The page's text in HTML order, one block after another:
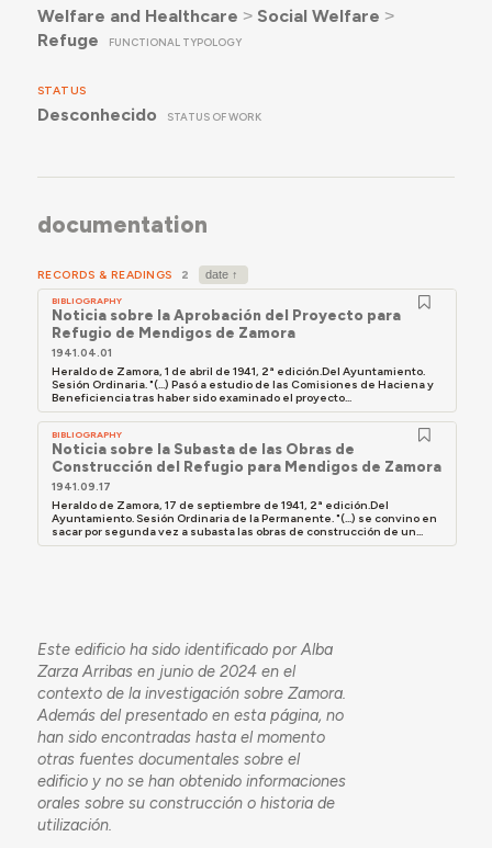
Welfare and Healthcare ˃ Social Welfare ˃
Refuge
FUNCTIONAL TYPOLOGY
STATUS
Desconhecido STATUS OF WORK
documentation
RECORDS & READINGS 2
BIBLIOGRAPHY
Noticia sobre la Aprobación del Proyecto para
Refugio de Mendigos de Zamora
1941.04.01
Heraldo de Zamora, 1 de abril de 1941, 2ª edición.Del Ayuntamiento.
Sesión Ordinaria. "(...) Pasó a estudio de las Comisiones de Haciena y
Beneficiencia tras haber sido examinado el proyecto...
BIBLIOGRAPHY
Noticia sobre la Subasta de las Obras de
Construcción del Refugio para Mendigos de Zamora
1941.09.17
Heraldo de Zamora, 17 de septiembre de 1941, 2ª edición.Del
Ayuntamiento. Sesión Ordinaria de la Permanente. "(...) se convino en
sacar por segunda vez a subasta las obras de construcción de un...
Este edificio ha sido identificado por Alba
Zarza Arribas en junio de 2024 en el
contexto de la investigación sobre Zamora.
Además del presentado en esta página, no
han sido encontradas hasta el momento
otras fuentes documentales sobre el
edificio y no se han obtenido informaciones
orales sobre su construcción o historia de
utilización.